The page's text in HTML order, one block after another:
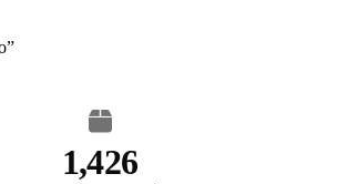
1,426